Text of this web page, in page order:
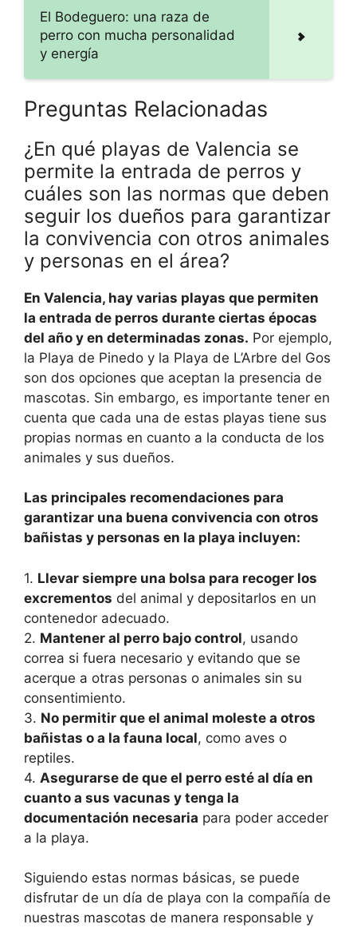
El Bodeguero: una raza de
perro con mucha personalidad
y energía
Preguntas Relacionadas
¿En qué playas de Valencia se
permite la entrada de perros y
cuáles son las normas que deben
seguir los dueños para garantizar
la convivencia con otros animales
y personas en el área?
En Valencia, hay varias playas que permiten
la entrada de perros durante ciertas épocas
del año y en determinadas zonas. Por ejemplo,
la Playa de Pinedo y la Playa de L’Arbre del Gos
son dos opciones que aceptan la presencia de
mascotas. Sin embargo, es importante tener en
cuenta que cada una de estas playas tiene sus
propias normas en cuanto a la conducta de los
animales y sus dueños.
Las principales recomendaciones para
garantizar una buena convivencia con otros
bañistas y personas en la playa incluyen:
1. Llevar siempre una bolsa para recoger los
excrementos del animal y depositarlos en un
contenedor adecuado.
2. Mantener al perro bajo control, usando
correa si fuera necesario y evitando que se
acerque a otras personas o animales sin su
consentimiento.
3. No permitir que el animal moleste a otros
bañistas o a la fauna local, como aves o
reptiles.
4. Asegurarse de que el perro esté al día en
cuanto a sus vacunas y tenga la
documentación necesaria para poder acceder
a la playa.
Siguiendo estas normas básicas, se puede
disfrutar de un día de playa con la compañía de
nuestras mascotas de manera responsable y